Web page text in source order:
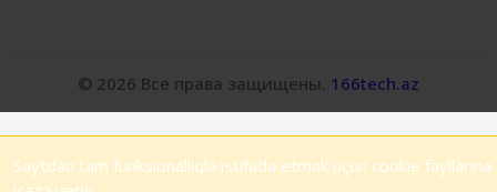
© 2026 Все права защищены. 166tech.az
Saytdan tam funksionallıqla istifadə etmək üçün cookie fayllarına